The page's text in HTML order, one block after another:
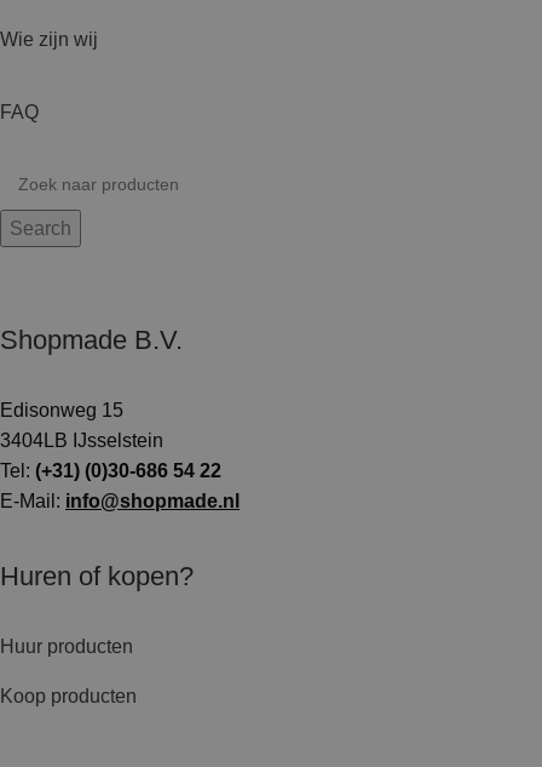
Wie zijn wij
FAQ
Search
Shopmade B.V.
Edisonweg 15
3404LB IJsselstein
Tel: (+31) (0)30-686 54 22
E-Mail: info@shopmade.nl
Huren of kopen?
Huur producten
Koop producten